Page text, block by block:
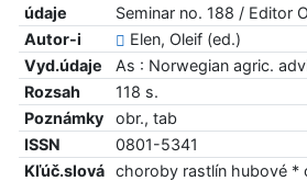
údaje
Seminar no. 188 / Editor
Autor-i
Elen, Oleif (ed.)
Vyd.údaje
As : Norwegian agric.
Rozsah
118 s.
Poznámky
obr., tab
ISSN
0801-5341
Kľúč.slová
choroby rastlín hubové *